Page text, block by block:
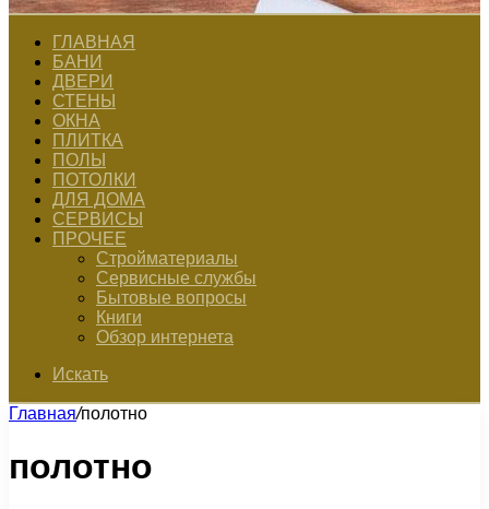
ГЛАВНАЯ
БАНИ
ДВЕРИ
СТЕНЫ
ОКНА
ПЛИТКА
ПОЛЫ
ПОТОЛКИ
ДЛЯ ДОМА
СЕРВИСЫ
ПРОЧЕЕ
Стройматериалы
Сервисные службы
Бытовые вопросы
Книги
Обзор интернета
Искать
Главная/полотно
полотно